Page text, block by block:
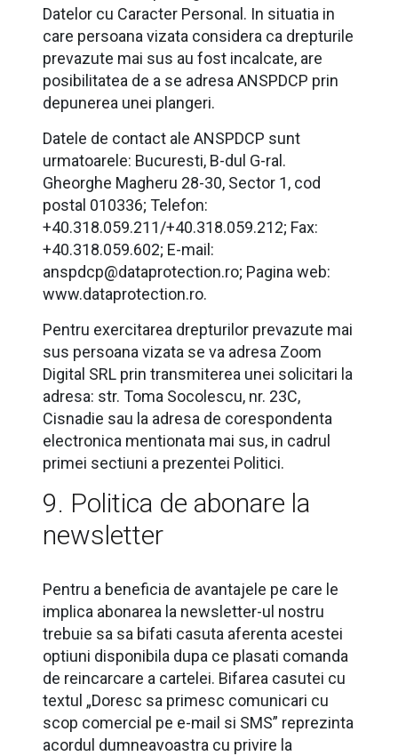
Datelor cu Caracter Personal. In situatia in
care persoana vizata considera ca drepturile
prevazute mai sus au fost incalcate, are
posibilitatea de a se adresa ANSPDCP prin
depunerea unei plangeri.
Datele de contact ale ANSPDCP sunt
urmatoarele: Bucuresti, B-dul G-ral.
Gheorghe Magheru 28-30, Sector 1, cod
postal 010336; Telefon:
+40.318.059.211/+40.318.059.212; Fax:
+40.318.059.602; E-mail:
anspdcp@dataprotection.ro; Pagina web:
www.dataprotection.ro.
Pentru exercitarea drepturilor prevazute mai
sus persoana vizata se va adresa Zoom
Digital SRL prin transmiterea unei solicitari la
adresa: str. Toma Socolescu, nr. 23C,
Cisnadie sau la adresa de corespondenta
electronica mentionata mai sus, in cadrul
primei sectiuni a prezentei Politici.
9. Politica de abonare la
newsletter
Pentru a beneficia de avantajele pe care le
implica abonarea la newsletter-ul nostru
trebuie sa sa bifati casuta aferenta acestei
optiuni disponibila dupa ce plasati comanda
de reincarcare a cartelei. Bifarea casutei cu
textul „Doresc sa primesc comunicari cu
scop comercial pe e-mail si SMS” reprezinta
acordul dumneavoastra cu privire la